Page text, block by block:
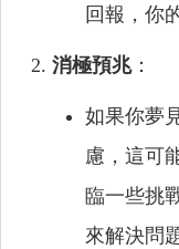
回報，你
消極預兆：
如果你夢
慮，這可
臨一些挑
來解決問